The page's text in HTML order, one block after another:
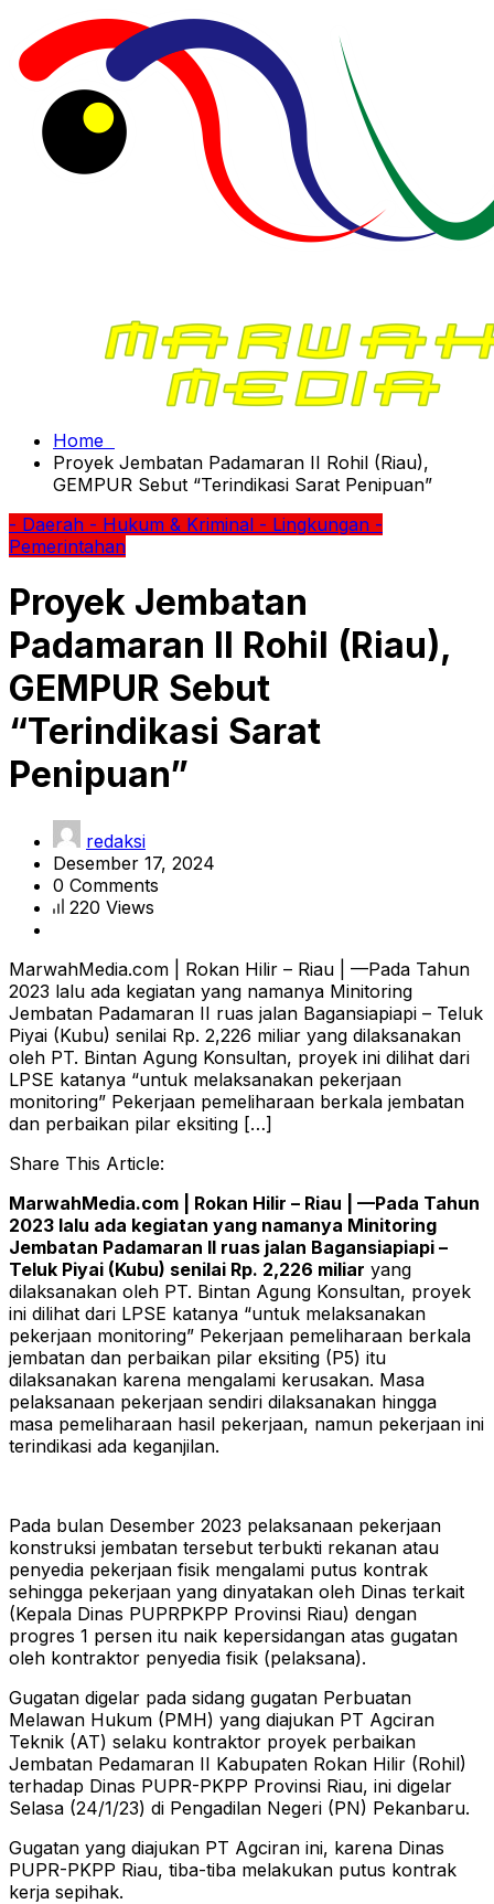
Home
Proyek Jembatan Padamaran II Rohil (Riau),
GEMPUR Sebut “Terindikasi Sarat Penipuan”
- Daerah - Hukum & Kriminal - Lingkungan -
Pemerintahan
Proyek Jembatan
Padamaran II Rohil (Riau),
GEMPUR Sebut
“Terindikasi Sarat
Penipuan”
redaksi
Desember 17, 2024
0 Comments
220 Views
MarwahMedia.com | Rokan Hilir – Riau | —Pada Tahun
2023 lalu ada kegiatan yang namanya Minitoring
Jembatan Padamaran II ruas jalan Bagansiapiapi – Teluk
Piyai (Kubu) senilai Rp. 2,226 miliar yang dilaksanakan
oleh PT. Bintan Agung Konsultan, proyek ini dilihat dari
LPSE katanya “untuk melaksanakan pekerjaan
monitoring” Pekerjaan pemeliharaan berkala jembatan
dan perbaikan pilar eksiting […]
Share This Article:
MarwahMedia.com | Rokan Hilir – Riau | —Pada Tahun
2023 lalu ada kegiatan yang namanya Minitoring
Jembatan Padamaran II ruas jalan Bagansiapiapi –
Teluk Piyai (Kubu) senilai Rp. 2,226 miliar yang
dilaksanakan oleh PT. Bintan Agung Konsultan, proyek
ini dilihat dari LPSE katanya “untuk melaksanakan
pekerjaan monitoring” Pekerjaan pemeliharaan berkala
jembatan dan perbaikan pilar eksiting (P5) itu
dilaksanakan karena mengalami kerusakan. Masa
pelaksanaan pekerjaan sendiri dilaksanakan hingga
masa pemeliharaan hasil pekerjaan, namun pekerjaan ini
terindikasi ada keganjilan.
Pada bulan Desember 2023 pelaksanaan pekerjaan
konstruksi jembatan tersebut terbukti rekanan atau
penyedia pekerjaan fisik mengalami putus kontrak
sehingga pekerjaan yang dinyatakan oleh Dinas terkait
(Kepala Dinas PUPRPKPP Provinsi Riau) dengan
progres 1 persen itu naik kepersidangan atas gugatan
oleh kontraktor penyedia fisik (pelaksana).
Gugatan digelar pada sidang gugatan Perbuatan
Melawan Hukum (PMH) yang diajukan PT Agciran
Teknik (AT) selaku kontraktor proyek perbaikan
Jembatan Pedamaran II Kabupaten Rokan Hilir (Rohil)
terhadap Dinas PUPR-PKPP Provinsi Riau, ini digelar
Selasa (24/1/23) di Pengadilan Negeri (PN) Pekanbaru.
Gugatan yang diajukan PT Agciran ini, karena Dinas
PUPR-PKPP Riau, tiba-tiba melakukan putus kontrak
kerja sepihak.